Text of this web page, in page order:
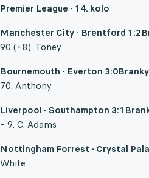
Premier League - 14. kolo
Manchester City - Brentford 1:2
90 (+8). Toney
Bournemouth - Everton 3:0
70. Anthony
Liverpool - Southampton 3:1
– 9. C. Adams
Nottingham Forrest - Crystal
White